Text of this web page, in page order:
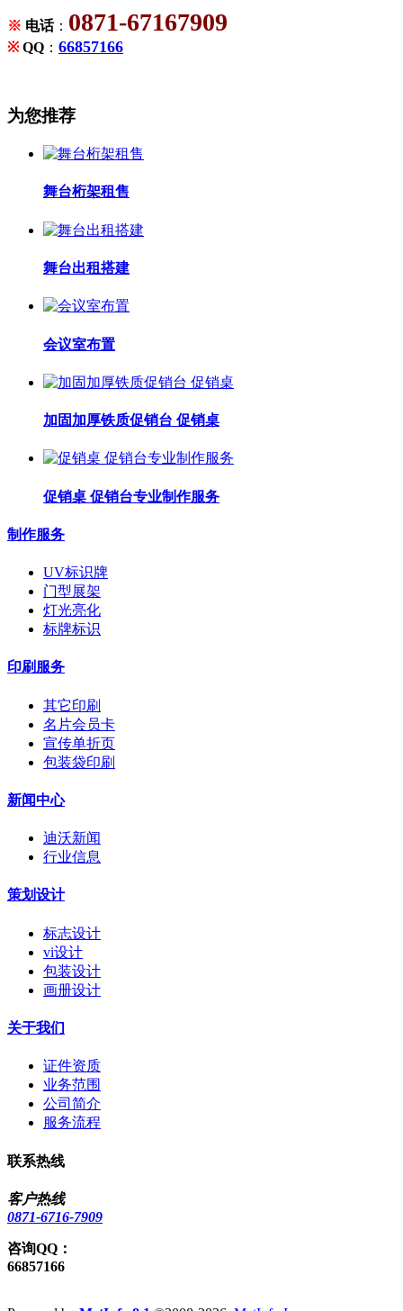
※ 电话： 0871-67167909
※QQ ： 66857166
为您推荐
舞台桁架租售
舞台出租搭建
会议室布置
加固加厚铁质促销台 促销桌
促销桌 促销台专业制作服务
制作服务
UV标识牌
门型展架
灯光亮化
标牌标识
印刷服务
其它印刷
名片会员卡
宣传单折页
包装袋印刷
新闻中心
迪沃新闻
行业信息
策划设计
标志设计
vi设计
包装设计
画册设计
关于我们
证件资质
业务范围
公司简介
服务流程
联系热线
客户热线
0871-6716-7909
咨询QQ：
66857166